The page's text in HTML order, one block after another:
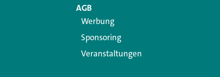
AGB
Werbung
Sponsoring
Veranstaltungen